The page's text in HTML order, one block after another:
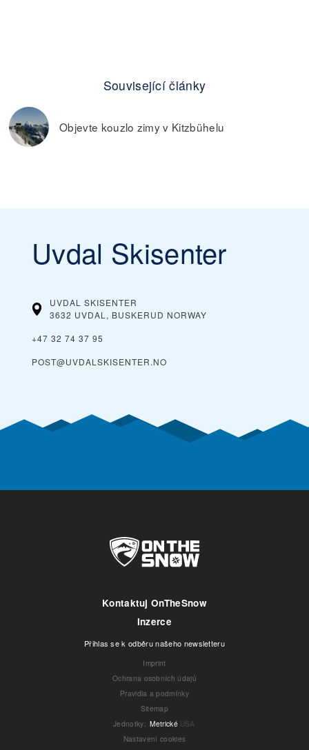
Související články
Objevte kouzlo zimy v Kitzbühelu
Uvdal Skisenter
UVDAL SKISENTER
3632 UVDAL, BUSKERUD NORWAY
+47 32 74 37 95
POST@UVDALSKISENTER.NO
Kontaktuj OnTheSnow
Inzerce
Přihlas se k odběru našeho newsletteru
Imprint
Ochrana osobních údajů
Pravidla a podmínky
Sitemap
Jednotky: Metrické USA
Nastavení cookies